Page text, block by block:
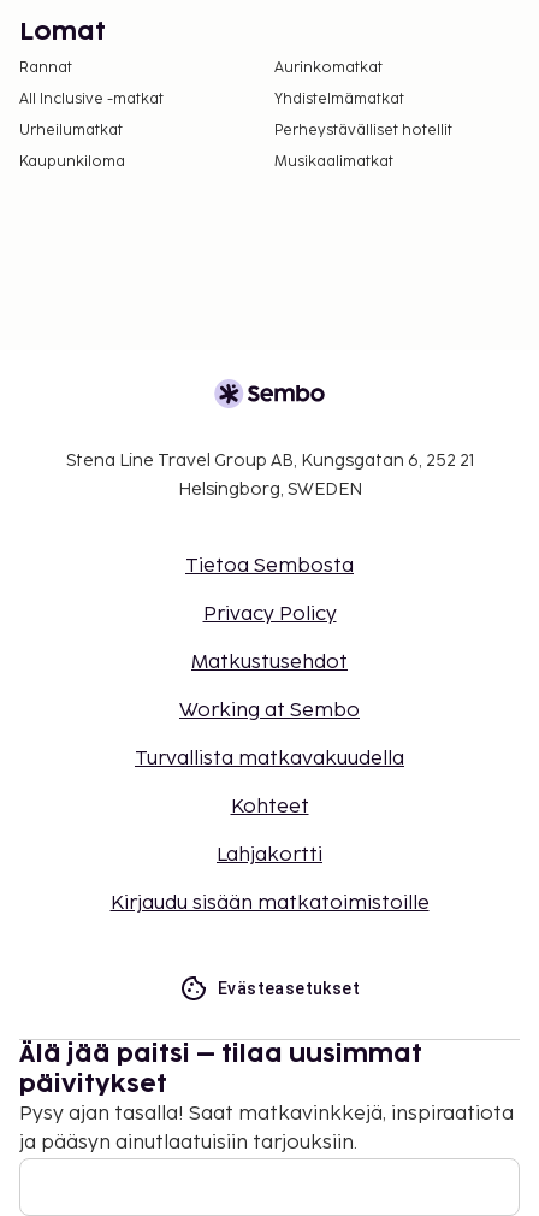
Lomat
Rannat
Aurinkomatkat
All Inclusive -matkat
Yhdistelmämatkat
Urheilumatkat
Perheystävälliset hotellit
Kaupunkiloma
Musikaalimatkat
Stena Line Travel Group AB, Kungsgatan 6, 252 21
Helsingborg, SWEDEN
Tietoa Sembosta
Privacy Policy
Matkustusehdot
Working at Sembo
Turvallista matkavakuudella
Kohteet
Lahjakortti
Kirjaudu sisään matkatoimistoille
Evästeasetukset
Älä jää paitsi – tilaa uusimmat
päivitykset
Pysy ajan tasalla! Saat matkavinkkejä, inspiraatiota
ja pääsyn ainutlaatuisiin tarjouksiin.